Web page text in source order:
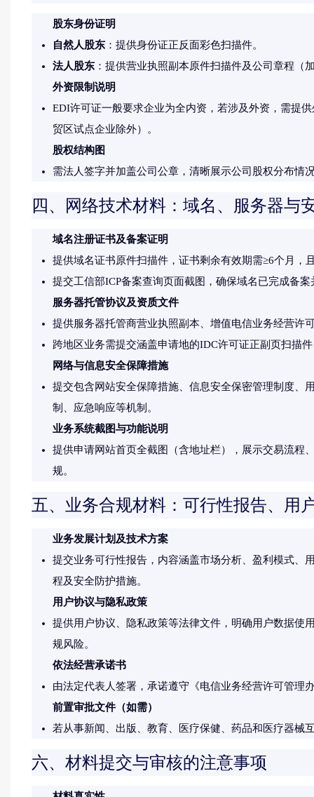
股东身份证明
自然人股东 ：提供身份证正反面彩色扫描件。
法人股东 ：提供营业执照副本原件扫描件及公司章程（
外资限制说明
EDI许可证一般要求企业为全内资，若涉及外资，需提
贸区试点企业除外）。
股权结构图
需法人签字并加盖公司公章，清晰展示公司股权分布情
四、网络技术材料：域名、服务器与
域名注册证书及备案证明
提供域名证书原件扫描件，证书剩余有效期需≥6个月，
提交工信部ICP备案查询页面截图，确保域名已完成备
服务器托管协议及资质文件
提供服务器托管商营业执照副本、增值电信业务经营许
跨地区业务需提交涵盖申请地的IDC许可证正副页扫描
网络与信息安全保障措施
提交包含网站安全保障措施、信息安全保密管理制度、
制、应急响应等机制。
业务系统截图与功能说明
提供申请网站首页全截图（含地址栏），展示交易流程
规。
五、业务合规材料：可行性报告、用
业务发展计划及技术方案
提交业务可行性报告，内容涵盖市场分析、盈利模式、
程及安全防护措施。
用户协议与隐私政策
提供用户协议、隐私政策等法律文件，明确用户数据使
规风险。
依法经营承诺书
由法定代表人签署，承诺遵守《电信业务经营许可管理
前置审批文件（如需）
若从事新闻、出版、教育、医疗保健、药品和医疗器械
六、材料提交与审核的注意事项